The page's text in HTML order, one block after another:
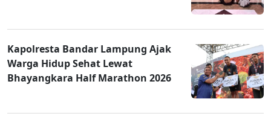
Kapolresta Bandar Lampung Ajak
Warga Hidup Sehat Lewat
Bhayangkara Half Marathon 2026